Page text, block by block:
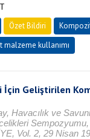
Özet Bildiri
malzeme kullanımı
İçin Geliştirilen
Havacılık ve
Sempozyumu,
Vol. 2, 29 Nisan